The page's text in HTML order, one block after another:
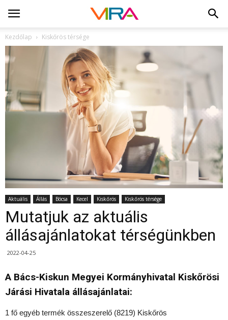
Kezdőlap Kiskőrös térsége
Aktuális Állás Bócsa Kecel Kiskőrös Kiskőrös térsége
Mutatjuk az aktuális
állásajánlatokat térségünkben
2022-04-25
A Bács-Kiskun Megyei Kormányhivatal Kiskőrösi
Járási Hivatala állásajánlatai:
1 fő egyéb termék összeszerelő (8219) Kiskőrös